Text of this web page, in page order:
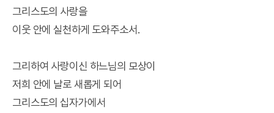
그리스도의 사랑을
이웃 안에 실천하게 도와주소서.
그리하여 사랑이신 하느님의 모상이
저희 안에 날로 새롭게 되어
그리스도의 십자가에서